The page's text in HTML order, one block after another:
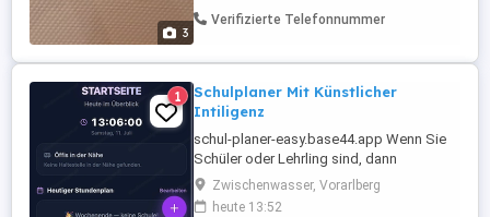
3
Matratzenbezug gewaschen, einige
Flecken waren leider nicht wegzukriegen
Verifizierte Telefonnummer
1
Schulplaner Mit Künstlicher
Intiligenz
schul-planer-easy.base44.app Wenn Sie
Schüler oder Lehrling sind, dann
Besuchen Sie die Website: schul-planer-
easy.base44.app timetable
Zwischenwasser, Vorarlberg
heute 13:52